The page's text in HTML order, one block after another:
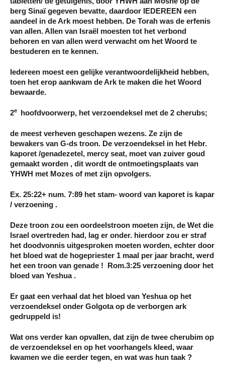
berg Sinaï gegeven bevatte, daardoor IEDEREEN een
aandeel in de Ark moest hebben. De Torah was de erfenis
van allen. Allen van Israël moesten tot het verbond
behoren en van allen werd verwacht om het Woord te
bestuderen en te kennen.
Iedereen moest een gelijke verantwoordelijkheid hebben,
toen het erop aankwam de Ark te maken die het Woord
bewaarde.
2e hoofdvoorwerp, het verzoendeksel met de 2 cherubs;
de meest verheven geschapen wezens. Ze zijn de
bewakers van G-ds troon. De verzoendeksel in het Hebr.
kaporet /genadezetel, mercy seat, moet van zuiver goud
gemaakt worden , dit wordt de ontmoetingsplaats van
YHWH met Mozes of met zijn opvolgers.
Ex. 25:22+ num. 7:89 het stam- woord van kaporet is kapar
/ verzoening .
Deze troon zou een oordeelstroon moeten zijn, de Wet die
Israel overtreden had, lag er onder. hierdoor zou er straf
het doodvonnis uitgesproken moeten worden, echter door
het bloed wat de hogepriester 1 maal per jaar bracht, werd
het een troon van genade ! Rom.3:25 verzoening door het
bloed van Yeshua .
Er gaat een verhaal dat het bloed van Yeshua op het
verzoendeksel onder Golgota op de verborgen ark
gedruppeld is!
Wat ons verder kan opvallen, dat zijn de twee cherubim op
de verzoendeksel en op het voorhangels kleed, waar
kwamen we die eerder tegen, en wat was hun taak ?